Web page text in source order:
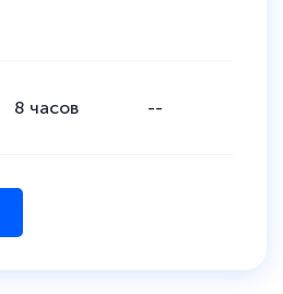
8 часов --